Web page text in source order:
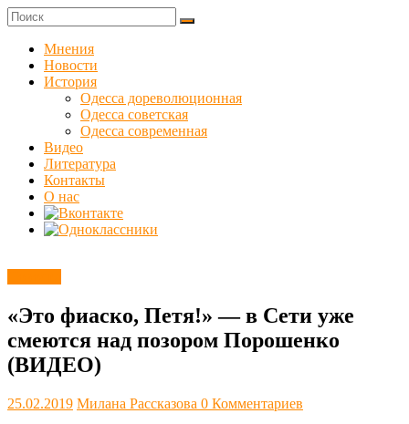
Skip
to
content
Куликовец
Сайт
одесского
сопротивления
Мнения
Новости
История
Одесса дореволюционная
Одесса советская
Одесса современная
Видео
Литература
Контакты
О нас
«Это фиаско, Петя!» — в Сети уже
смеются над позором Порошенко
(ВИДЕО)
25.02.2019 Милана Рассказова 0 Комментариев